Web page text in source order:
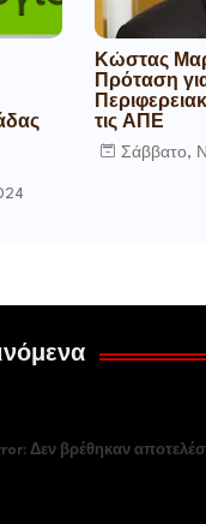
Κώστας
Πρόταση
τις ΑΠΕ
Σάββατο,
Δεν βρέθηκαν